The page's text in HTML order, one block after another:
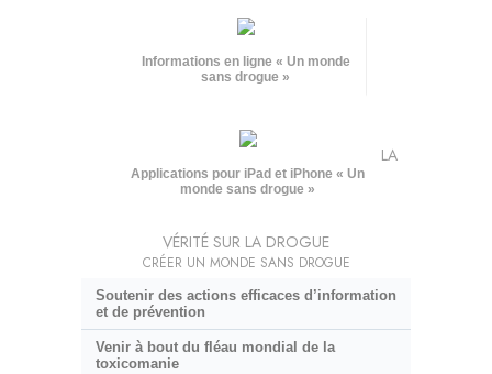
Informations en ligne « Un monde
sans drogue »
Applications pour iPad et iPhone « Un
monde sans drogue »
LA
VÉRITÉ SUR LA DROGUE
CRÉER UN MONDE SANS DROGUE
Soutenir des actions efficaces d’information
et de prévention
Venir à bout du fléau mondial de la
toxicomanie